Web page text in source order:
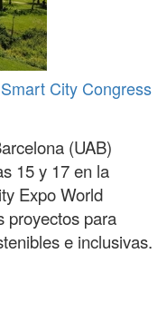
City Congress
(UAB)
15 y 17 en la
Expo World
proyectos para
e inclusivas.